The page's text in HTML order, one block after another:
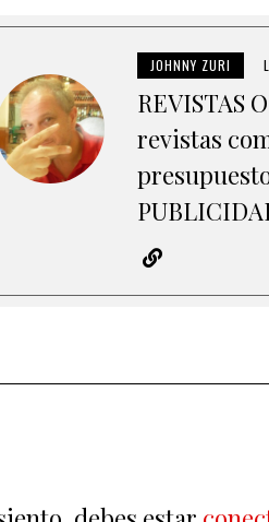
JOHNNY ZURI
REVISTAS
revistas